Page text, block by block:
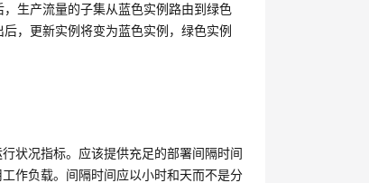
生产流量的子集从蓝色实例路由到绿色
，更新实例将变为蓝色实例，绿色实例
状况指标。应该提供充足的部署间隔时间
作负载。间隔时间应以小时和天而不是分